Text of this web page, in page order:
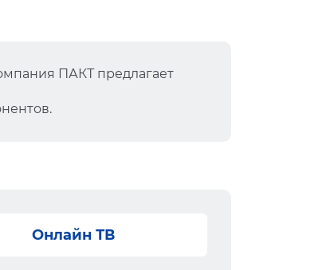
ПАКТ предлагает
Онлайн ТВ